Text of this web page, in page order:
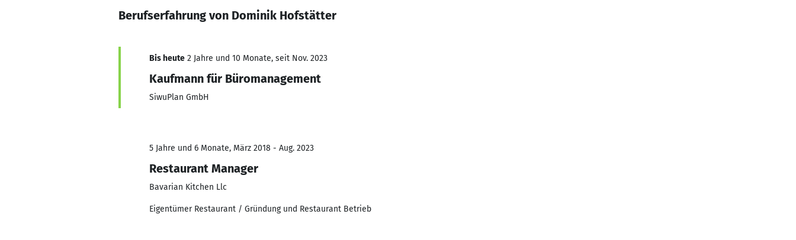
Berufserfahrung von Dominik Hofstätter
Bis heute 2 Jahre und 10 Monate, seit Nov. 2023
Kaufmann für Büromanagement
SiwuPlan GmbH
5 Jahre und 6 Monate, März 2018 - Aug. 2023
Restaurant Manager
Bavarian Kitchen Llc
Eigentümer Restaurant / Gründung und Restaurant Betrieb